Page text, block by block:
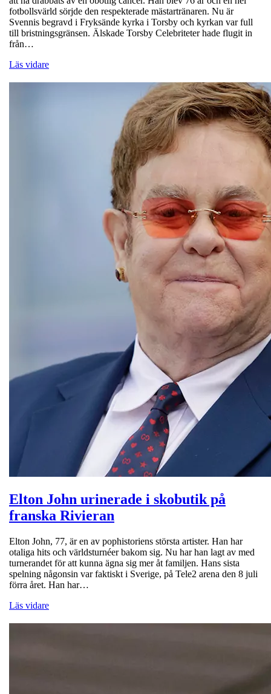
fotbollsvärld sörjde den respekterade mästartränaren. Nu är
Svennis begravd i Fryksände kyrka i Torsby och kyrkan var full
till bristningsgränsen. Älskade Torsby Celebriteter hade flugit in
från…
Läs vidare
Elton John urinerade i skobutik på
franska Rivieran
Elton John, 77, är en av pophistoriens största artister. Han har
otaliga hits och världsturnéer bakom sig. Nu har han lagt av med
turnerandet för att kunna ägna sig mer åt familjen. Hans sista
spelning någonsin var faktiskt i Sverige, på Tele2 arena den 8 juli
förra året. Han har…
Läs vidare